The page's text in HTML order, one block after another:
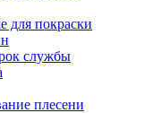
для покраски
службы
плесени